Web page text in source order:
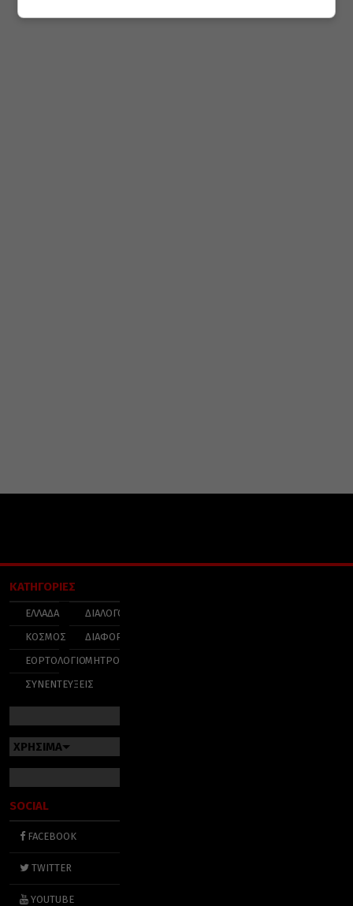
ΚΑΤΗΓΟΡΙΕΣ
ΕΛΛΑΔΑ
ΚΟΣΜΟΣ
ΕΟΡΤΟΛΟΓΙΟ
ΣΥΝΕΝΤΕΥΞΕΙΣ
ΔΙΑΛΟΓΟΣ
ΔΙΑΦΟΡΑ
ΜΗΤΡΟΠΟΛΕΙΣ
ΧΡΗΣΙΜΑ
SOCIAL
FACEBOOK
TWITTER
YOUTUBE